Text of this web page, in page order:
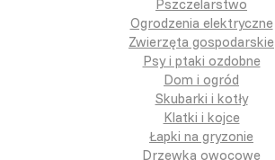
Pszczelarstwo
Ogrodzenia elektryczne
Zwierzęta gospodarskie
Psy i ptaki ozdobne
Dom i ogród
Skubarki i kotły
Klatki i kojce
Łapki na gryzonie
Drzewka owocowe